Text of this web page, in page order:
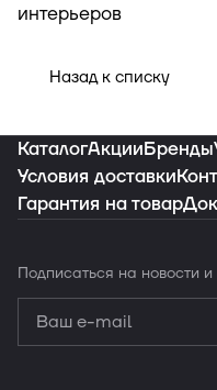
интерьеров
Назад к списку
КаталогАкцииБренды
Условия доставки
Гарантия на товар
Подписаться на новости и
конфиденциальности
персональных данных